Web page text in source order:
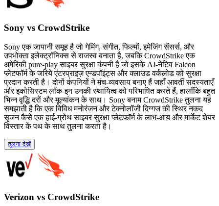
Sony vs CrowdStrike
Sony एक जापानी समूह है जो गेमिंग, संगीत, फिल्मों, इमेजिंग सेंसर्स, और
उपभोक्ता इलेक्ट्रॉनिक्स से राजस्व बनाता है, जबकि CrowdStrike एक
अमेरिकी pure-play साइबर सुरक्षा कंपनी है जो इसके AI-नेटिव Falcon
प्लेटफॉर्म के जरिये एंटरप्राइज़ एन्डपॉइंट्स और क्लाउड वर्कलोड को सुरक्षा
प्रदान करती है। दोनों कंपनियों ने मंच-व्यवसाय बनाए हैं जहाँ आवर्ती सदस्यताएँ
और इकोसिस्टम लॉक-इन उनकी स्थायित्व को परिभाषित करते हैं, हालाँकि बहुत
भिन्न वृद्धि दरों और मूल्यांकन के साथ। Sony बनाम CrowdStrike तुलना यह
समझाती है कि एक विविध मनोरंजन और टेक्नोलॉजी दिग्गज की स्थिर नकद
सृजन कैसे एक हाई-ग्रोथ साइबर सुरक्षा प्लेटफॉर्म के लाभ-आय और मार्केट शेयर
विस्तार के पथ के साथ तुलना करता है।
तुलना देखें
Verizon vs CrowdStrike